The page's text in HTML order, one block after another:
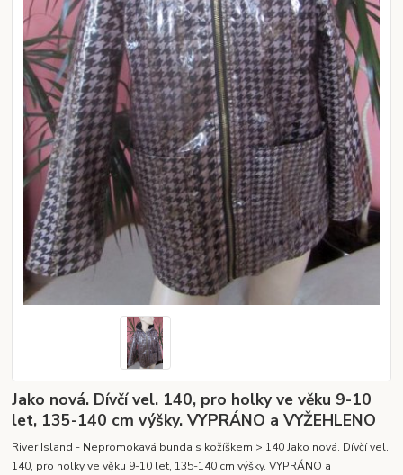
Jako nová. Dívčí vel. 140, pro holky ve věku 9-10
let, 135-140 cm výšky. VYPRÁNO a VYŽEHLENO
River Island - Nepromokavá bunda s kožíškem > 140 Jako nová. Dívčí vel.
140, pro holky ve věku 9-10 let, 135-140 cm výšky. VYPRÁNO a